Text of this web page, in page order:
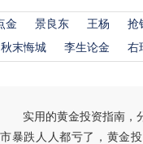
金 景良东 王杨 抢
秋末悔城 李生论金 右
实用的黄金投资指南，
市暴跌人人都亏了，黄金